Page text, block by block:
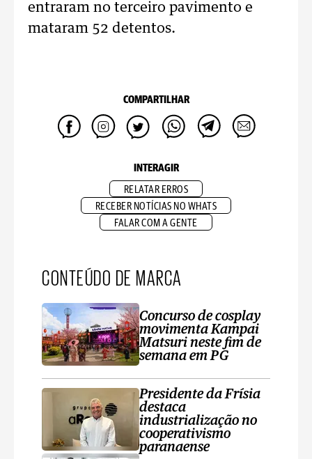
entraram no terceiro pavimento e
mataram 52 detentos.
COMPARTILHAR
INTERAGIR
RELATAR ERROS
RECEBER NOTÍCIAS NO WHATS
FALAR COM A GENTE
CONTEÚDO DE MARCA
Concurso de cosplay
movimenta Kampai
Matsuri neste fim de
semana em PG
Presidente da Frísia
destaca
industrialização no
cooperativismo
paranaense